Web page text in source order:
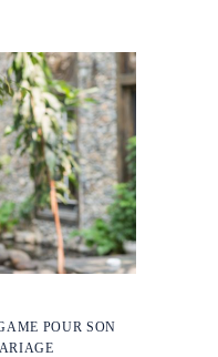
POUR SON